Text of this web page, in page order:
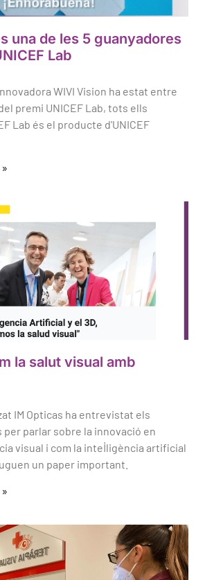
una de les 5 guanyadores
Lab
WIVI Vision ha estat entre
premi UNICEF Lab, tots ells
Lab és el producte d'UNICEF
la salut visual amb
IM Opticas ha entrevistat els
parlar sobre la innovació en
visual i com la intel·ligència artificial
un paper important.